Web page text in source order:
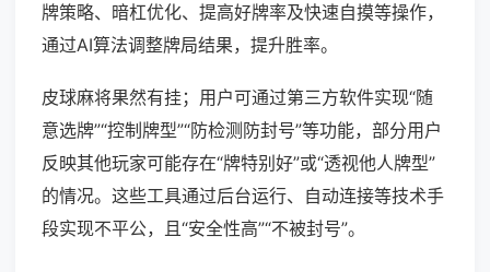
牌策略、暗杠优化、提高好牌率及快速自摸等操作，
通过AI算法调整牌局结果，提升胜率。
皮球麻将果然有挂；用户可通过第三方软件实现“随
意选牌”“控制牌型”“防检测防封号”等功能，部分用户
反映其他玩家可能存在“牌特别好”或“透视他人牌型”
的情况。这些工具通过后台运行、自动连接等技术手
段实现不平公，且“安全性高”“不被封号”。